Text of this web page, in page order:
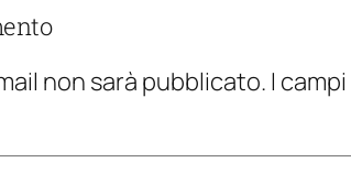
non sarà pubblicato. I